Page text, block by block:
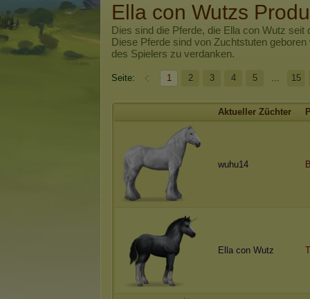
Ella con Wutzs
Dies sind die Pferde, die Ella con Wutz seit
Diese Pferde sind von Zuchtstuten
des Spielers zu verdanken.
Seite: 1 2 3 4 5 ... 15
Aktueller Züchter
wuhu14
Ella con Wutz